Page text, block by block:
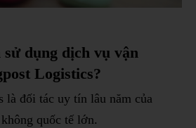
sử dụng dịch vụ vận
Logistics?
là đối tác uy tín lâu năm của
quốc tế lớn.